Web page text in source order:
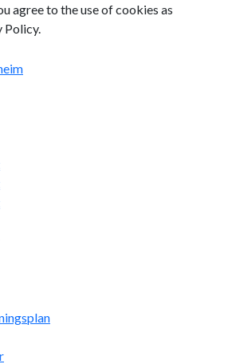
agree to the use of cookies as
Policy.